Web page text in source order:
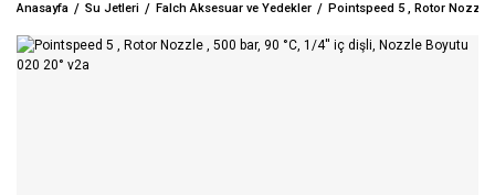
Anasayfa Su Jetleri Falch Aksesuar ve Yedekler Pointspeed 5 , Rotor Nozzle